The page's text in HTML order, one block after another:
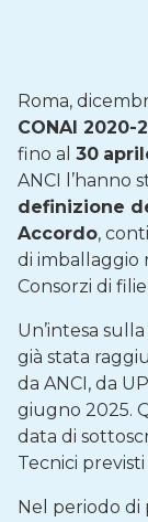
Roma,
CONAI 2020-
fino al 30
ANCI l’hanno
definizione
Accordo,
di imballaggio
Consorzi di
Un’intesa
già stata
da ANCI, da
giugno 2025.
data di
Tecnici previsti
Nel periodo di